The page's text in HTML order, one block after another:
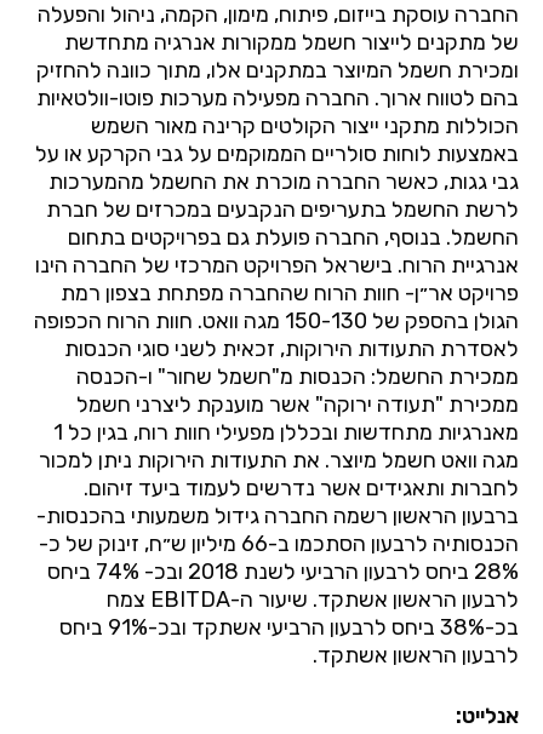
החברה עוסקת בייזום, פיתוח, מימון, הקמה, ניהול והפעלה
של מתקנים לייצור חשמל ממקורות אנרגיה מתחדשת
ומכירת חשמל המיוצר במתקנים אלו, מתוך כוונה להחזיק
בהם לטווח ארוך. החברה מפעילה מערכות פוטו-וולטאיות
הכוללות מתקני ייצור הקולטים קרינה מאור השמש
באמצעות לוחות סולריים הממוקמים על גבי הקרקע או על
גבי גגות, כאשר החברה מוכרת את החשמל מהמערכות
לרשת החשמל בתעריפים הנקבעים במכרזים של חברת
החשמל. בנוסף, החברה פועלת גם בפרויקטים בתחום
אנרגיית הרוח. בישראל הפרויקט המרכזי של החברה הינו
פרויקט אר״ן- חוות הרוח שהחברה מפתחת בצפון רמת
הגולן בהספק של 150-130 מגה וואט. חוות הרוח הכפופה
לאסדרת התעודות הירוקות, זכאית לשני סוגי הכנסות
ממכירת החשמל: הכנסות מ"חשמל שחור" ו-הכנסה
ממכירת "תעודה ירוקה" אשר מוענקת ליצרני חשמל
מאנרגיות מתחדשות ובכללן מפעילי חוות רוח, בגין כל 1
מגה וואט חשמל מיוצר. את התעודות הירוקות ניתן למכור
לחברות ותאגידים אשר נדרשים לעמוד ביעד זיהום.
ברבעון הראשון רשמה החברה גידול משמעותי בהכנסות-
הכנסותיה לרבעון הסתכמו ב-66 מיליון ש״ח, זינוק של כ-
28% ביחס לרבעון הרביעי לשנת 2018 ובכ- 74% ביחס
לרבעון הראשון אשתקד. שיעור ה-EBITDA
צמח
בכ-38% ביחס לרבעון הרביעי אשתקד ובכ-91%
ביחס
לרבעון הראשון אשתקד.
אנלייט: